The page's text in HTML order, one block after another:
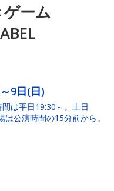
ゲーム
9日(日)
は平日19:30～。土日
公演時間の15分前から。